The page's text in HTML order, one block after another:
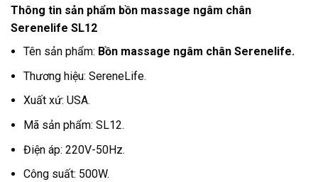
Thông tin sản phẩm bồn massage ngâm chân
Serenelife SL12
Tên sản phẩm: Bồn massage ngâm chân Serenelife.
Thương hiệu: SereneLife.
Xuất xứ: USA.
Mã sản phẩm: SL12.
Điện áp: 220V-50Hz.
Công suất: 500W.